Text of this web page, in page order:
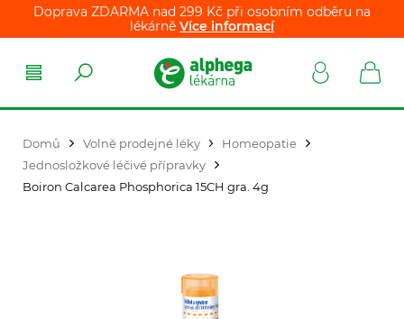
Doprava ZDARMA nad 299 Kč při osobním odběru na
lékárně Více informací
Domů Volně prodejné léky
Homeopatie
Jednosložkové léčivé přípravky
Boiron Calcarea Phosphorica 15CH gra. 4g